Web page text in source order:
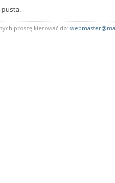
proszę kierować do: